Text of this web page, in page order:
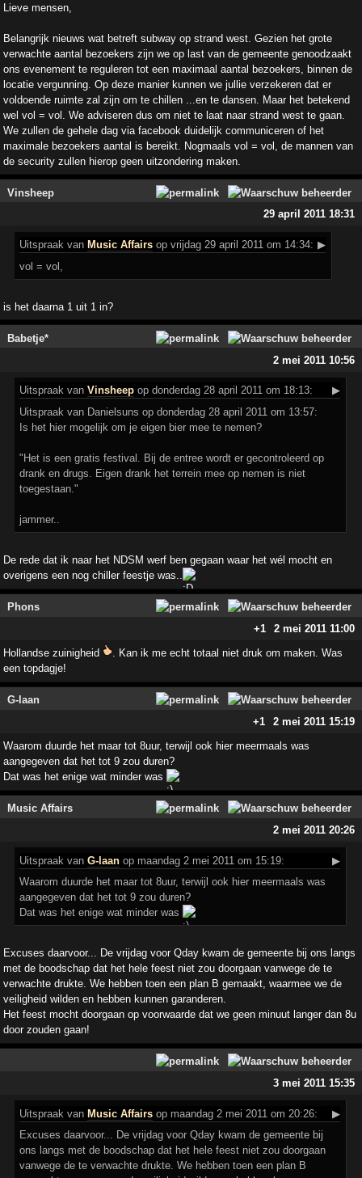
Lieve mensen,
Belangrijk nieuws wat betreft subway op strand west. Gezien het grote
verwachte aantal bezoekers zijn we op last van de gemeente genoodzaakt
ons evenement te reguleren tot een maximaal aantal bezoekers, binnen de
locatie vergunning. Op deze manier kunnen we jullie verzekeren dat er
voldoende ruimte zal zijn om te chillen ...en te dansen. Maar het betekend
wel vol = vol. We adviseren dus om niet te laat naar strand west te gaan.
We zullen de gehele dag via facebook duidelijk communiceren of het
maximale bezoekers aantal is bereikt. Nogmaals vol = vol, de mannen van
de security zullen hierop geen uitzondering maken.
Vinsheep
29 april 2011 18:31
Uitspraak van Music Affairs op vrijdag 29 april 2011 om 14:34: ▶
vol = vol,
is het daarna 1 uit 1 in?
Babetje*
2 mei 2011 10:56
Uitspraak vanVinsheep op donderdag 28 april 2011 om 18:13:
▶
Uitspraak van Danielsuns op donderdag 28 april 2011 om 13:57:
Is het hier mogelijk om je eigen bier mee te nemen?
"Het is een gratis festival. Bij de entree wordt er gecontroleerd op
drank en drugs. Eigen drank het terrein mee op nemen is niet
toegestaan."
jammer..
De rede dat ik naar het NDSM werf ben gegaan waar het wél mocht en
overigens een nog chiller feestje was..
Phons
+1
2 mei 2011 11:00
Hollandse zuinigheid
. Kan ik me echt totaal niet druk om maken. Was
een topdagje!
G-laan
+1
2 mei 2011 15:19
Waarom duurde het maar tot 8uur, terwijl ook hier meermaals was
aangegeven dat het tot 9 zou duren?
Dat was het enige wat minder was
Music Affairs
2 mei 2011 20:26
Uitspraak vanG-laan op maandag 2 mei 2011 om 15:19:
▶
Waarom duurde het maar tot 8uur, terwijl ook hier meermaals was
aangegeven dat het tot 9 zou duren?
Dat was het enige wat minder was
Excuses daarvoor... De vrijdag voor Qday kwam de gemeente bij ons langs
met de boodschap dat het hele feest niet zou doorgaan vanwege de te
verwachte drukte. We hebben toen een plan B gemaakt, waarmee we de
veiligheid wilden en hebben kunnen garanderen.
Het feest mocht doorgaan op voorwaarde dat we geen minuut langer dan 8u
door zouden gaan!
3 mei 2011 15:35
Uitspraak van Music Affairs op maandag 2 mei 2011 om 20:26:
▶
Excuses daarvoor... De vrijdag voor Qday kwam de gemeente bij
ons langs met de boodschap dat het hele feest niet zou doorgaan
vanwege de te verwachte drukte. We hebben toen een plan B